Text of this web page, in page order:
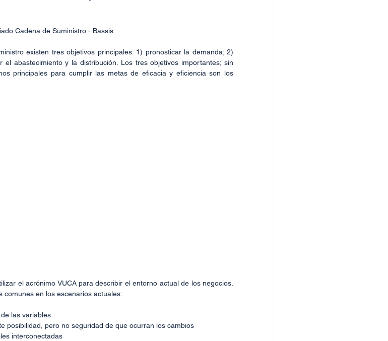
Cadena de Suministro - Bassis
existen tres objetivos principales: 1) pronosticar la demanda; 2)
abastecimiento y la distribución. Los tres objetivos importantes; sin
principales para cumplir las metas de eficacia y eficiencia son los
el acrónimo VUCA para describir el entorno actual de los negocios.
comunes en los escenarios actuales:
las variables
posibilidad, pero no seguridad de que ocurran los cambios
interconectadas